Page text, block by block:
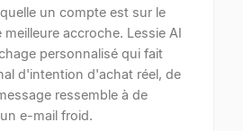
un compte est sur le
accroche. Lessie AI
personnalisé qui fait
d'intention d'achat réel, de
ressemble à de
e-mail froid.